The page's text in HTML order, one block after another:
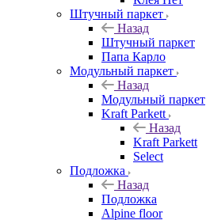
Штучный паркет
Назад
Штучный паркет
Папа Карло
Модульный паркет
Назад
Модульный паркет
Kraft Parkett
Назад
Kraft Parkett
Select
Подложка
Назад
Подложка
Alpine floor